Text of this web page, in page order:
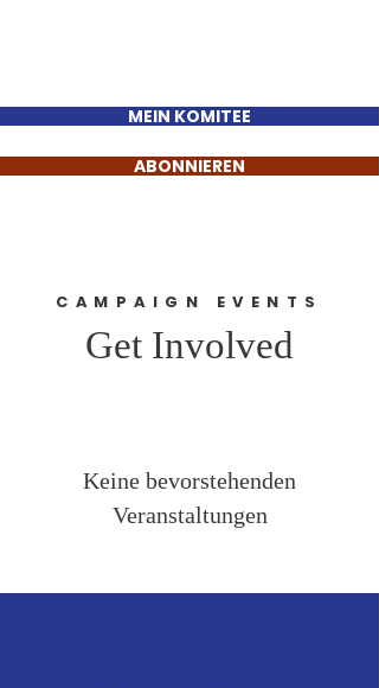
MEIN KOMITEE
ABONNIEREN
CAMPAIGN EVENTS
Get Involved
Keine bevorstehenden
Veranstaltungen